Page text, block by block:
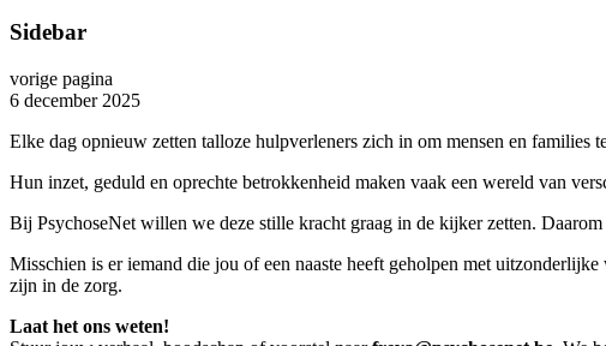
Sidebar
vorige pagina
6 december 2025
Elke dag opnieuw zetten talloze hulpverleners zich in om mensen en families
Hun inzet, geduld en oprechte betrokkenheid maken vaak een wereld van
Bij PsychoseNet willen we deze stille kracht graag in de kijker zetten. Daarom
Misschien is er iemand die jou of een naaste heeft geholpen met
zijn in de zorg.
Laat het ons weten!